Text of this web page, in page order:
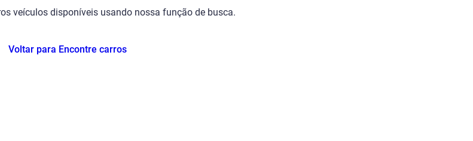
veículos disponíveis usando nossa função de busca.
Voltar para Encontre carros